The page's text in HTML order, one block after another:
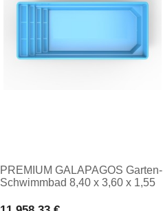
PREMIUM GALAPAGOS Garten-
Schwimmbad 8,40 x 3,60 x 1,55
EINSATZBEWÄSSER